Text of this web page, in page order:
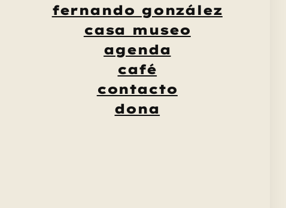
fernando gonzález
casa museo
agenda
café
contacto
dona